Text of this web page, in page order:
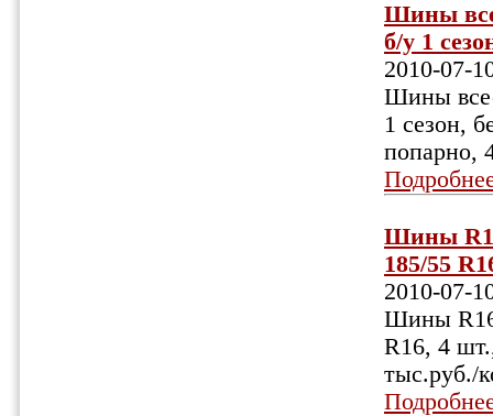
Шины
б/у 1
2010-07-
Шины
1 сезон,
попарно,
Шины
185/55
2010-07-
Шины
R16, 4
тыс.руб./